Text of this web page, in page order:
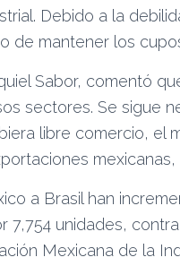
Debido a la
de mantener los
Sabor, comentó
sectores. Se sigue
libre comercio, el
mexicanas,
a Brasil han
unidades,
Mexicana de la